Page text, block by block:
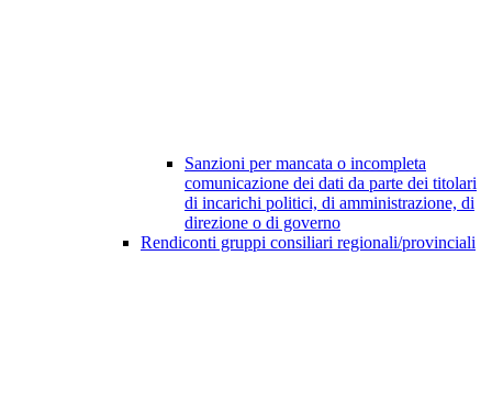
Sanzioni per mancata o incompleta
comunicazione dei dati da parte dei titolari
di incarichi politici, di amministrazione, di
direzione o di governo
Rendiconti gruppi consiliari regionali/provinciali